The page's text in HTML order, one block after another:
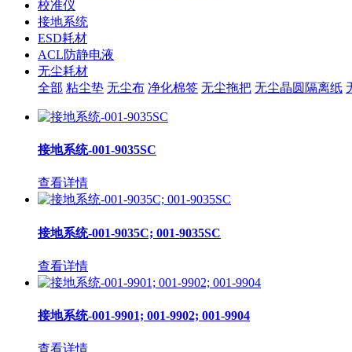
校准仪
接地系统
ESD耗材
ACL防静电液
无尘耗材
全部 粘尘垫 无尘布 净化棉签 无尘拖把 无尘晶圆隔离纸
接地系统-001-9035SC
查看详情
接地系统-001-9035C; 001-9035SC
查看详情
接地系统-001-9901; 001-9902; 001-9904
查看详情